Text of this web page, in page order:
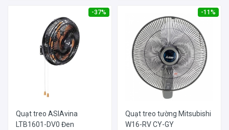
-37%
Quạt treo ASIAvina
LTB1601-DV0 Đen
-11%
Quạt treo tường Mitsubishi
W16-RV CY-GY